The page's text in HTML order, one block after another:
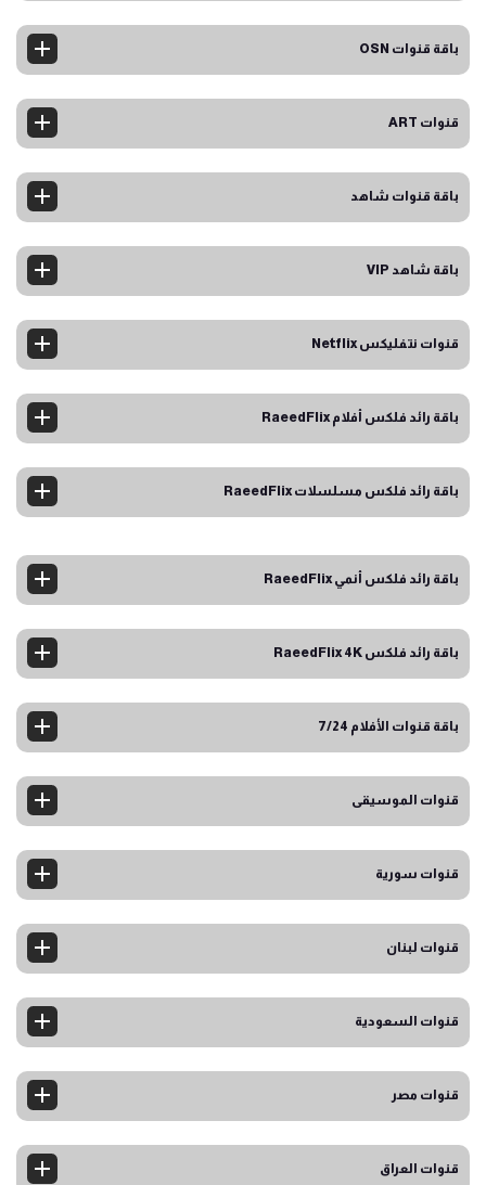
باقة قنوات OSN
قنوات ART
باقة قنوات شاهد
باقة شاهد VIP
قنوات نتفليكس Netflix
باقة رائد فلكس أفلام RaeedFlix
باقة رائد فلكس مسلسلات RaeedFlix
باقة رائد فلكس أنمي RaeedFlix
باقة رائد فلكس RaeedFlix 4K
باقة قنوات الأفلام 7/24
قنوات الموسيقى
قنوات سورية
قنوات لبنان
قنوات السعودية
قنوات مصر
قنوات العراق